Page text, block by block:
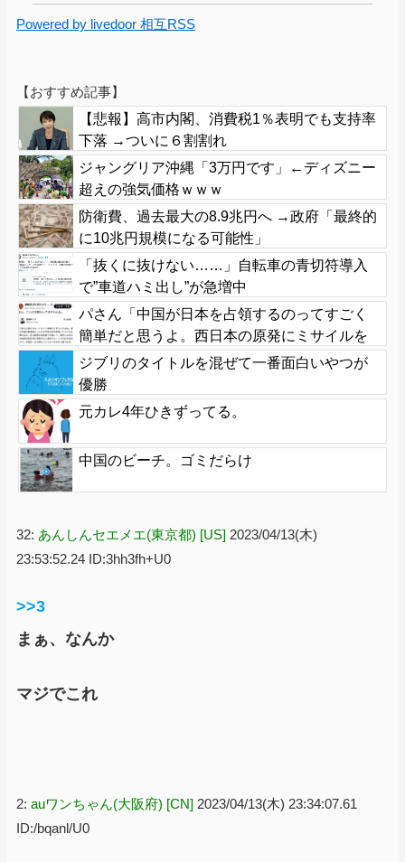
Powered by livedoor 相互RSS
【おすすめ記事】
【悲報】高市内閣、消費税1％表明でも支持率
下落 →ついに６割割れ
ジャングリア沖縄「3万円です」←ディズニー
超えの強気価格ｗｗｗ
防衛費、過去最大の8.9兆円へ →政府「最終的
に10兆円規模になる可能性」
「抜くに抜けない……」自転車の青切符導入
で”車道ハミ出し”が急増中
パさん「中国が日本を占領するのってすごく
簡単だと思うよ。西日本の原発にミサイルを
撃ち込めばいい」
ジブリのタイトルを混ぜて一番面白いやつが
優勝
元カレ4年ひきずってる。
中国のビーチ。ゴミだらけ
32: あんしんセエメエ(東京都) [US] 2023/04/13(木)
23:53:52.24 ID:3hh3fh+U0
>>3
まぁ、なんか
マジでこれ
2: auワンちゃん(大阪府) [CN] 2023/04/13(木) 23:34:07.61
ID:/bqanl/U0